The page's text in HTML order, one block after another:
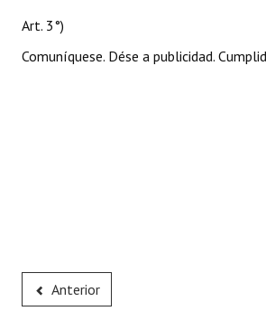
Art. 3°)
Comuníquese. Dése a publicidad.
Anterior